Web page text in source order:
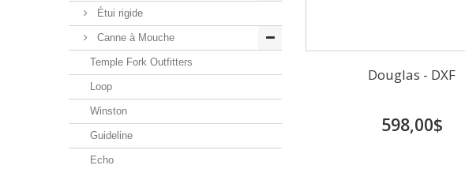
Étui rigide
Canne à Mouche
Temple Fork Outfitters
Loop
Winston
Guideline
Echo
Douglas - DXF
598,00$